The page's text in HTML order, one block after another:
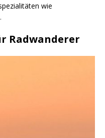
wie
Radwanderer